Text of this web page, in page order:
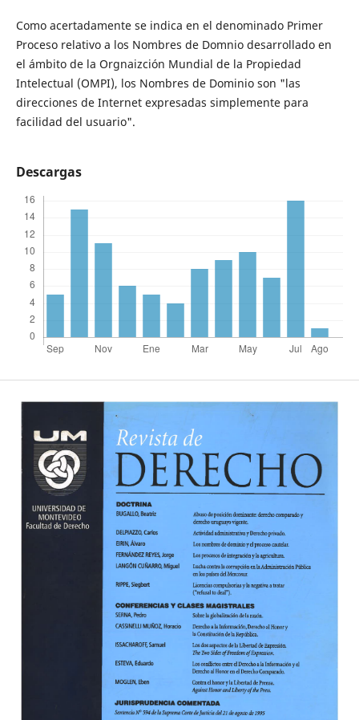
Como acertadamente se indica en el denominado Primer
Proceso relativo a los Nombres de Domnio desarrollado en
el ámbito de la Orgnaizción Mundial de la Propiedad
Intelectual (OMPI), los Nombres de Dominio son "las
direcciones de Internet expresadas simplemente para
facilidad del usuario".
Descargas